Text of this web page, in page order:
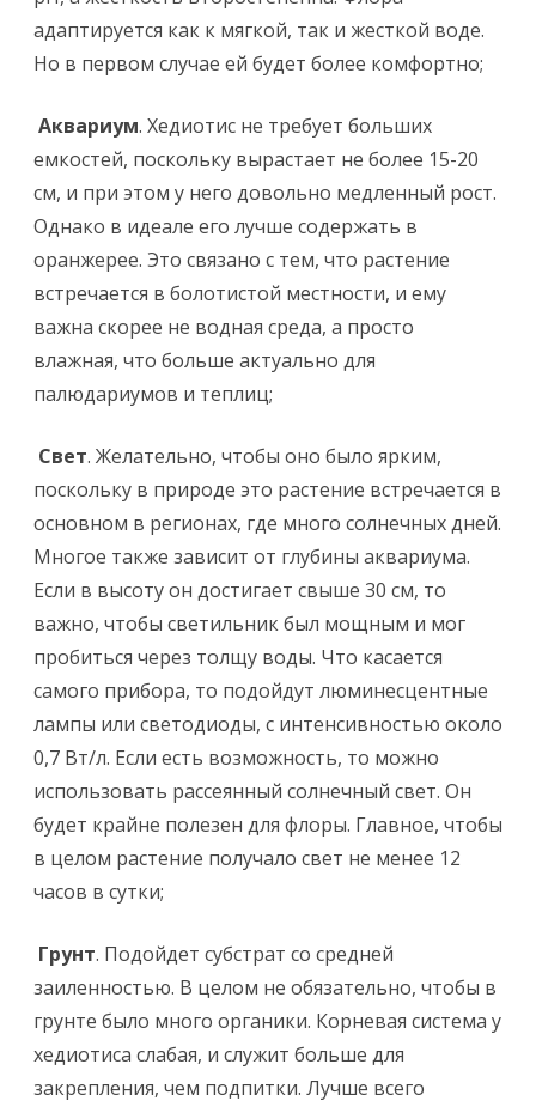
адаптируется как к мягкой, так и жесткой воде.
Но в первом случае ей будет более комфортно;
Аквариум. Хедиотис не требует больших
емкостей, поскольку вырастает не более 15-20
см, и при этом у него довольно медленный рост.
Однако в идеале его лучше содержать в
оранжерее. Это связано с тем, что растение
встречается в болотистой местности, и ему
важна скорее не водная среда, а просто
влажная, что больше актуально для
палюдариумов и теплиц;
Свет. Желательно, чтобы оно было ярким,
поскольку в природе это растение встречается в
основном в регионах, где много солнечных дней.
Многое также зависит от глубины аквариума.
Если в высоту он достигает свыше 30 см, то
важно, чтобы светильник был мощным и мог
пробиться через толщу воды. Что касается
самого прибора, то подойдут люминесцентные
лампы или светодиоды, с интенсивностью около
0,7 Вт/л. Если есть возможность, то можно
использовать рассеянный солнечный свет. Он
будет крайне полезен для флоры. Главное, чтобы
в целом растение получало свет не менее 12
часов в сутки;
Грунт. Подойдет субстрат со средней
заиленностью. В целом не обязательно, чтобы в
грунте было много органики. Корневая система у
хедиотиса слабая, и служит больше для
закрепления, чем подпитки. Лучше всего